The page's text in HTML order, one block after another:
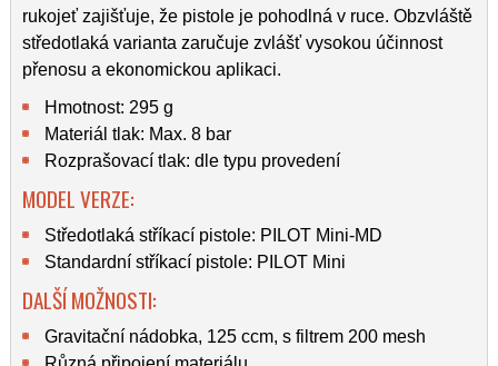
rukojeť zajišťuje, že pistole je pohodlná v ruce. Obzvláště
středotlaká varianta zaručuje zvlášť vysokou účinnost
přenosu a ekonomickou aplikaci.
Hmotnost: 295 g
Materiál tlak: Max. 8 bar
Rozprašovací tlak: dle typu provedení
MODEL VERZE:
Středotlaká stříkací pistole: PILOT Mini-MD
Standardní stříkací pistole: PILOT Mini
DALŠÍ MOŽNOSTI:
Gravitační nádobka, 125 ccm, s filtrem 200 mesh